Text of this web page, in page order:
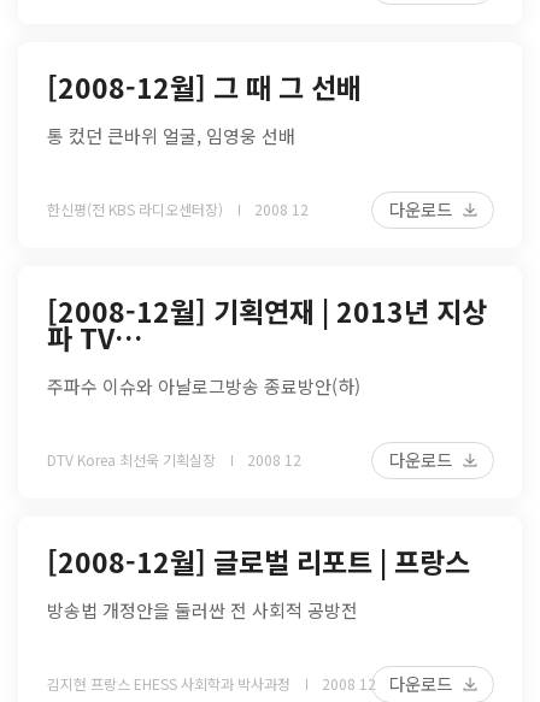
[2008-12월] 그 때 그 선배
통 컸던 큰바위 얼굴, 임영웅 선배
한신평(전 KBS 라디오센터장) 2008 12 다운로드
[2008-12월] 기획연재 | 2013년 지상
파 TV…
주파수 이슈와 아날로그방송 종료방안(하)
DTV Korea 최선욱 기획실장 2008 12 다운로드
[2008-12월] 글로벌 리포트 | 프랑스
방송법 개정안을 둘러싼 전 사회적 공방전
김지현 프랑스 EHESS 사회학과 박사과정 2008 12 다운로드